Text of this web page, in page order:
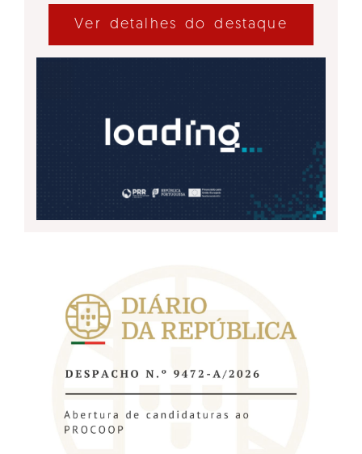
Ver detalhes do destaque